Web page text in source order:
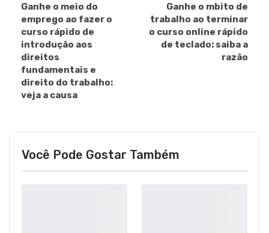
Ganhe o meio do
emprego ao fazer o
curso rápido de
introdução aos
direitos
fundamentais e
direito do trabalho:
veja a causa
Ganhe o mbito de
trabalho ao terminar
o curso online rápido
de teclado: saiba a
razão
Você Pode Gostar Também